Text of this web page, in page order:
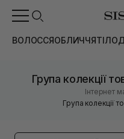
ВОЛОССЯОБЛИЧЧЯТІЛО
Група колекції
Інтернет
Група колекції